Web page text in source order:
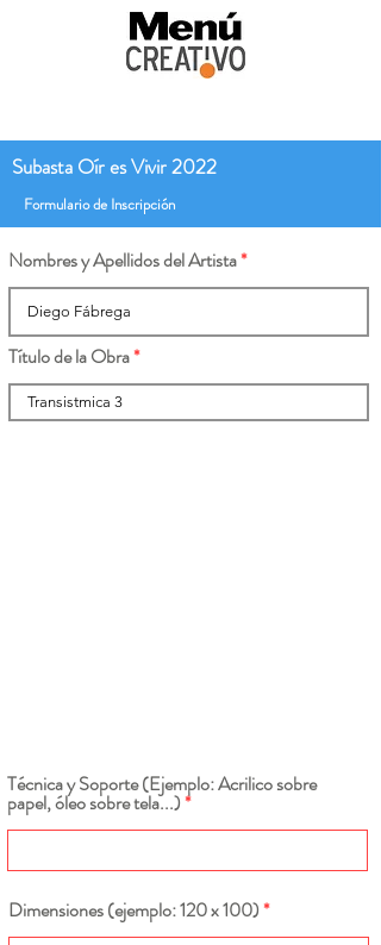
Subasta Oír es Vivir 2022
Formulario de Inscripción
Nombres y Apellidos del Artista
Título de la Obra
Técnica y Soporte (Ejemplo: Acrilico sobre
papel, óleo sobre tela...)
Dimensiones (ejemplo: 120 x 100)